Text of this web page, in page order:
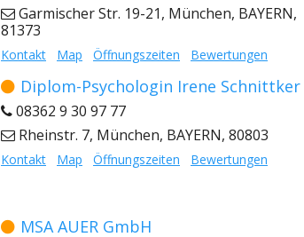
Garmischer Str. 19-21, München, BAYERN,
81373
Kontakt Map Öffnungszeiten Bewertungen
Diplom-Psychologin Irene Schnittker
08362 9 30 97 77
Rheinstr. 7, München, BAYERN, 80803
Kontakt Map Öffnungszeiten Bewertungen
MSA AUER GmbH